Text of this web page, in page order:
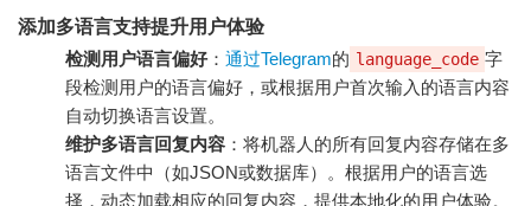
添加多语言支持提升用户体验
检测用户语言偏好： 通过Telegram的 language_code 字
段检测用户的语言偏好，或根据用户首次输入的语言内容
自动切换语言设置。
维护多语言回复内容 ：将机器人的所有回复内容存储在多
语言文件中（如JSON或数据库）。根据用户的语言选
择，动态加载相应的回复内容，提供本地化的用户体验。